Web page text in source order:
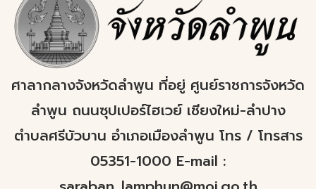
ศาลากลางจังหวัดลำพูน ที่อยู่ ศูนย์ราชการจังหวัด
ลำพูน ถนนซุปเปอร์ไฮเวย์ เชียงใหม่-ลำปาง
ตำบลศรีบัวบาน อำเภอเมืองลำพูน โทร / โทรสาร
05351-1000 E-mail :